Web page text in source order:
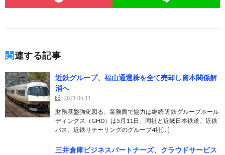
関連する記事
近鉄グループ、福山通運株を全て売却し資本関係解
消へ
2021.05.11
財務基盤強化図る、業務面で協力は継続 近鉄グループホール
ディングス（GHD）は5月11日、同社と近畿日本鉄道、近鉄
バス、近鉄リテーリングのグループ4社[…]
三井倉庫ビジネスパートナーズ、クラウドサービス